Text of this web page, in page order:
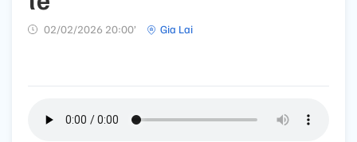
02/02/2026 20:00’ Gia Lai